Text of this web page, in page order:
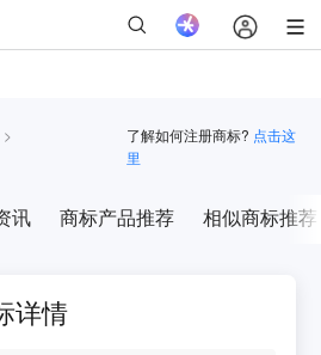
>
了解如何注册商标? 点击这
里
讯 商标产品推荐 相似商标推荐
详情